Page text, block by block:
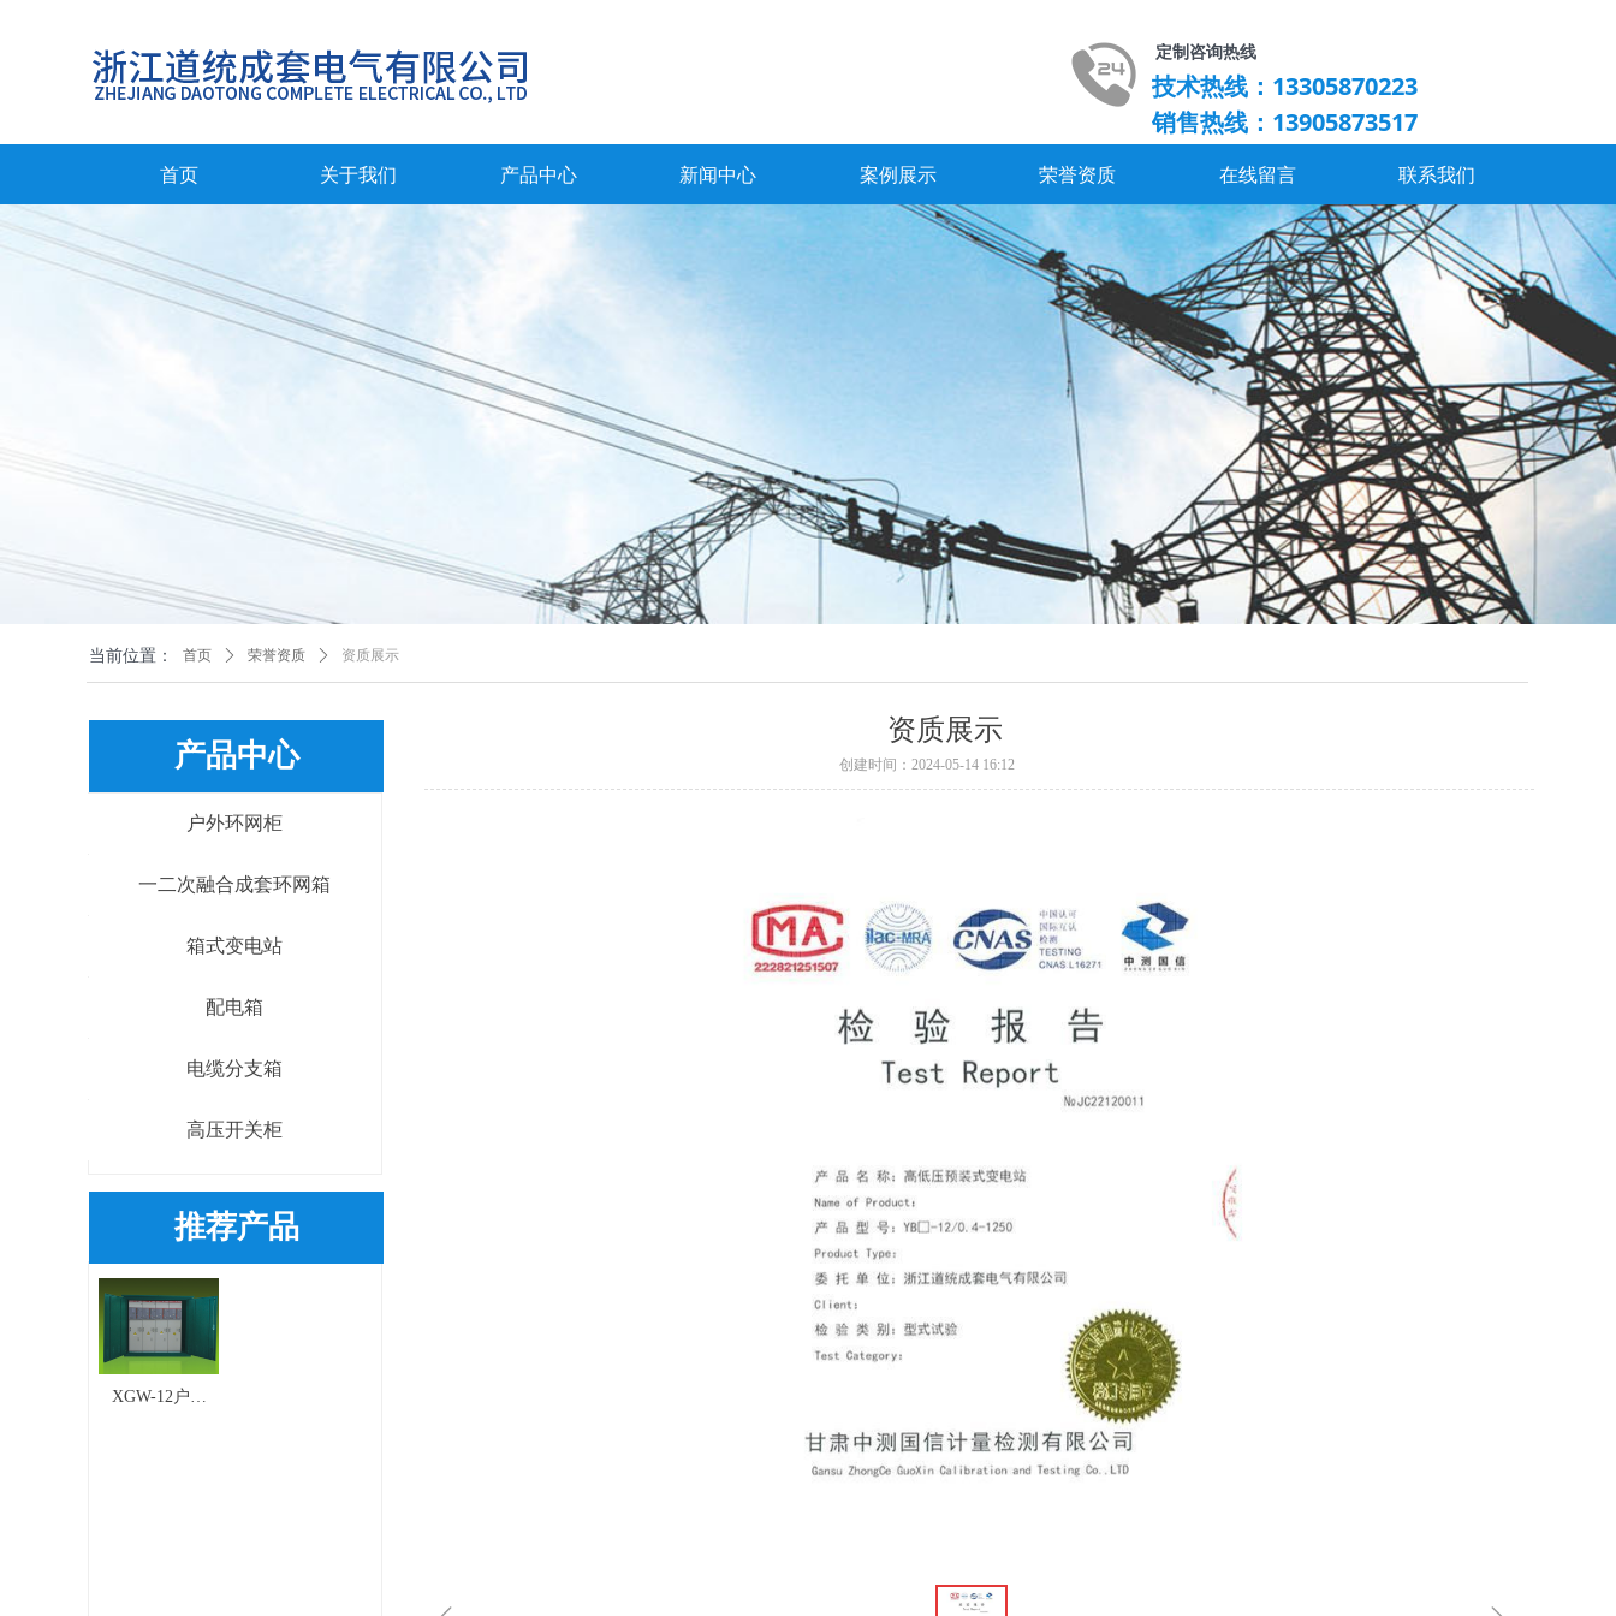
首页 关于我们 产品中心 新闻中心 案例展示 荣誉资质 在线留言 联系我们
技术热线：13305870223
销售热线：13905873517
定制咨询热线
当前位置： 首页 ꄲ 荣誉资质 ꄲ 资质展示
资质展示
创建时间： 2024-05-14 16:12
产品中心
推荐产品
户外环网柜
一二次融合成套环网箱
箱式变电站
配电箱
电缆分支箱
高压开关柜
XGW-12户外